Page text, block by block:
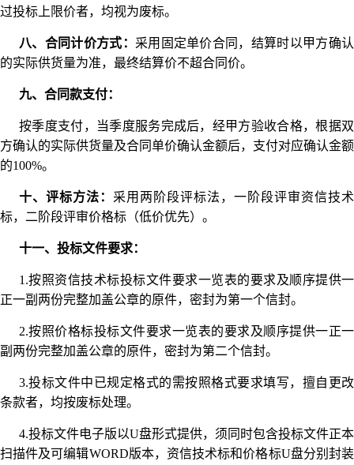
过投标上限价者，均视为废标。
八、合同计价方式： 采用固定单价合同，结算时以甲方确认
的实际供货量为准，最终结算价不超合同价。
九、合同款支付：
按季度支付，当季度服务完成后，经甲方验收合格，根据双
方确认的实际供货量及合同单价确认金额后，支付对应确认金额
的100%。
十、评标方法： 采用两阶段评标法，一阶段评审资信技术
标，二阶段评审价格标（低价优先）。
十一、投标文件要求：
1.按照资信技术标投标文件要求一览表的要求及顺序提供一
正一副两份完整加盖公章的原件，密封为第一个信封。
2.按照价格标投标文件要求一览表的要求及顺序提供一正一
副两份完整加盖公章的原件，密封为第二个信封。
3.投标文件中已规定格式的需按照格式要求填写，擅自更改
条款者，均按废标处理。
4.投标文件电子版以U盘形式提供，须同时包含投标文件正本
扫描件及可编辑WORD版本，资信技术标和价格标U盘分别封装